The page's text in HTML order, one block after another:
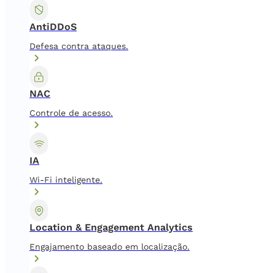
AntiDDoS
Defesa contra ataques.
NAC
Controle de acesso.
IA
Wi-Fi inteligente.
Location & Engagement Analytics
Engajamento baseado em localização.